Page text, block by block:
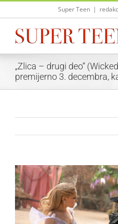
Skip
Super Teen |
„Zlica – drugi deo“
premijerno 3. decembra,
View
Larger
Image